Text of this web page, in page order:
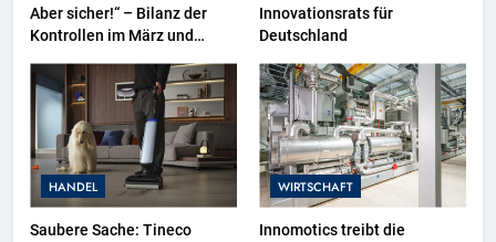
Aber sicher!“ – Bilanz der
Kontrollen im März und
Schwerpunktthema im April
Innovationsrats für
Deutschland
HANDEL
Saubere Sache: Tineco
WIRTSCHAFT
Innomotics treibt die